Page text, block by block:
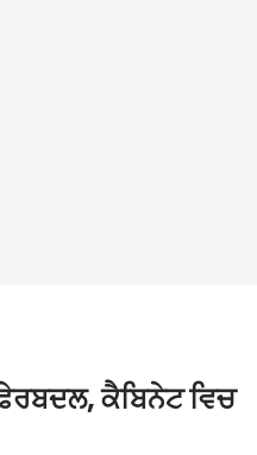
ਕੈਬਿਨੇਟ ਵਿਚ